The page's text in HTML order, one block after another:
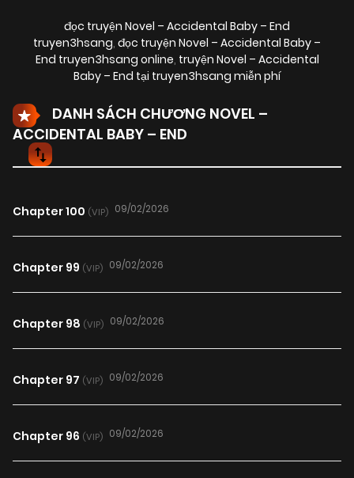
đọc truyện Novel – Accidental Baby – End
truyen3hsang, đọc truyện Novel – Accidental Baby –
End truyen3hsang online, truyện Novel – Accidental
Baby – End tại truyen3hsang miễn phí
DANH SÁCH CHƯƠNG NOVEL –
ACCIDENTAL BABY – END
Chapter 100 (VIP) 09/02/2026
Chapter 99 (VIP) 09/02/2026
Chapter 98 (VIP) 09/02/2026
Chapter 97 (VIP) 09/02/2026
Chapter 96 (VIP) 09/02/2026